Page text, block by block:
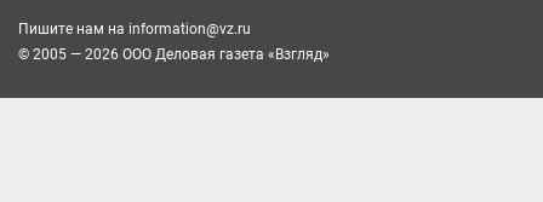
Пишите нам на information@vz.ru
© 2005 — 2026 ООО Деловая газета «Взгляд»